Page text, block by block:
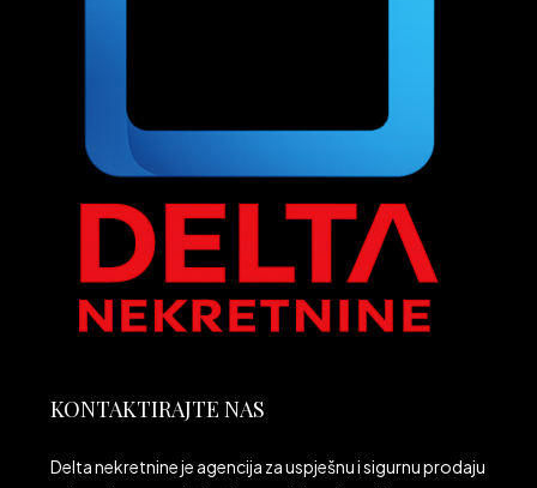
KONTAKTIRAJTE NAS
Delta nekretnine je agencija za uspješnu i sigurnu prodaju